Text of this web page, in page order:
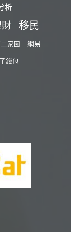
析
移民
家園 網易
錢包